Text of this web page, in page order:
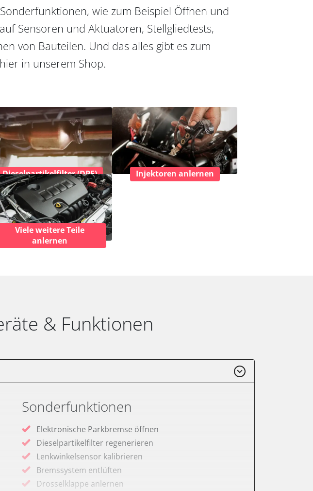
wie zum Beispiel Öffnen und
Sensoren und Aktuatoren, Stellgliedtests,
von Bauteilen. Und das alles gibt es zum
in unserem Shop.
Dieselpartikelfilter (DPF) Injektoren anlernen
Viele weitere Teile
anlernen
& Funktionen
Sonderfunktionen
Elektronische Parkbremse öffnen
Dieselpartikelfilter regenerieren
Lenkwinkelsensor kalibrieren
Bremssystem entlüften
Drosselklappe anlernen